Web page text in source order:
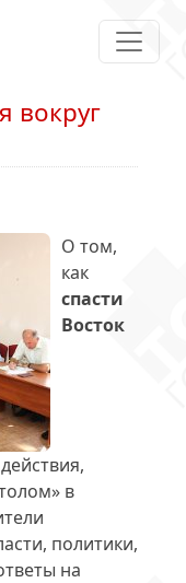
вокруг
О том,
как
спасти
Восток
в
политики,
на